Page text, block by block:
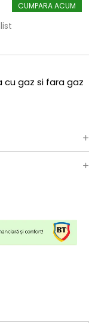
CUMPARA ACUM
cu gaz si fara gaz